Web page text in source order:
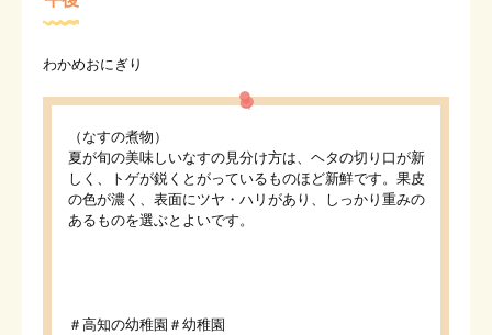
わかめおにぎり
（なすの煮物）
夏が旬の美味しいなすの見分け方は、ヘタの切り口が新
しく、トゲが鋭くとがっているものほど新鮮です。果皮
の色が濃く、表面にツヤ・ハリがあり、しっかり重みの
あるものを選ぶとよいです。
＃高知の幼稚園＃幼稚園